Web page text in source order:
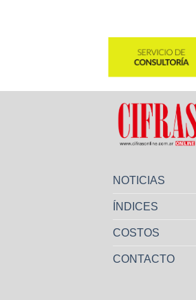
NOTICIAS
ÍNDICES
COSTOS
CONTACTO